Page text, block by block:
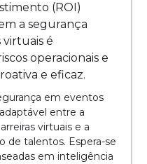
(ROI)
a segurança
é
operacionais e
e eficaz.
em eventos
entre a
virtuais e a
de talentos. Espera-se
em inteligência